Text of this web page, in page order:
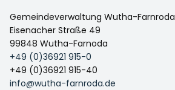
Gemeindeverwaltung Wutha-Farnroda
Eisenacher Straße 49
99848 Wutha-Farnoda
+49 (0)36921 915-0
+49 (0)36921 915-40
info@wutha-farnroda.de